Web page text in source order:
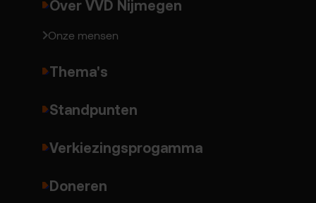
Over VVD Nijmegen
Onze mensen
Thema's
Standpunten
Verkiezingsprogamma
Doneren